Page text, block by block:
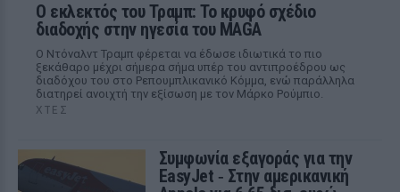
Ο εκλεκτός του Τραμπ: Το κρυφό σχέδιο
διαδοχής στην ηγεσία του MAGA
Ο Ντόναλντ Τραμπ φέρεται να έδωσε ιδιωτικά το πιο
ξεκάθαρο μέχρι σήμερα σήμα υπέρ του αντιπροέδρου ως
διαδόχου του στο Ρεπουμπλικανικό Κόμμα, ενώ παράλληλα
διατηρεί ανοιχτή την εξίσωση με τον Μάρκο Ρούμπιο.
ΧΤΕΣ
Συμφωνία εξαγοράς για την
EasyJet ‑ Στην αμερικανική